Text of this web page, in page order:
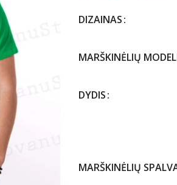
DIZAINAS
MARŠKINĖLIŲ
DYDIS
MARŠKINĖLIŲ